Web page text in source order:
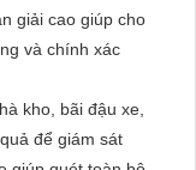
giải cao giúp cho
và chính xác
kho, bãi đậu xe,
để giám sát